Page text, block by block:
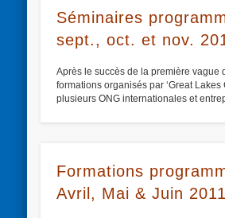
Séminaires
sept., oct. et nov.
Après le succès de la première vague
formations organisés par ‘Great Lakes
plusieurs ONG internationales et
Formations
Avril, Mai & Juin 2011